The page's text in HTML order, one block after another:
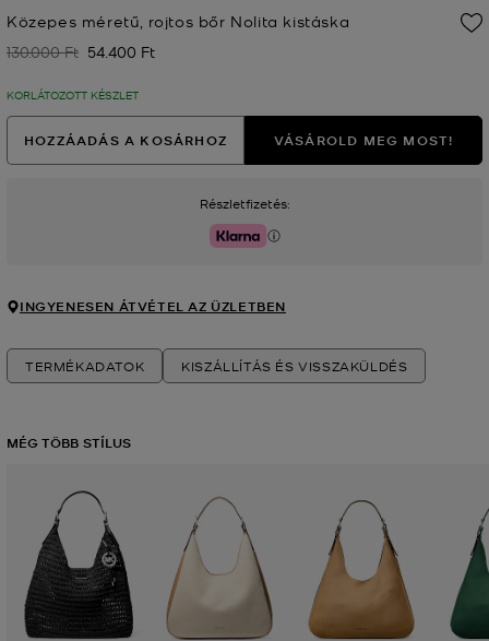
Közepes méretű, rojtos bőr Nolita kistáska
Korábban
130.000 Ft Jelenleg
54.400 Ft
KORLÁTOZOTT KÉSZLET
HOZZÁADÁS A KOSÁRHOZ VÁSÁROLD MEG MOST!
Részletfizetés:
Klarna
INGYENESEN ÁTVÉTEL AZ ÜZLETBEN
TERMÉKADATOK KISZÁLLÍTÁS ÉS VISSZAKÜLDÉS
MÉG TÖBB STÍLUS